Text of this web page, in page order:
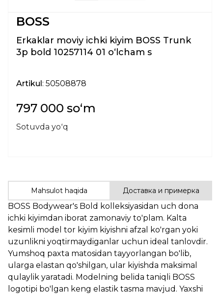
BOSS
Erkaklar moviy ichki kiyim BOSS Trunk
3p bold 10257114 01 oʻlcham s
Artikul: 50508878
797 000 soʻm
Sotuvda yoʻq
Mahsulot haqida Доставка и примерка
BOSS Bodywear's Bold kolleksiyasidan uch dona
ichki kiyimdan iborat zamonaviy to'plam. Kalta
kesimli model tor kiyim kiyishni afzal ko'rgan yoki
uzunlikni yoqtirmaydiganlar uchun ideal tanlovdir.
Yumshoq paxta matosidan tayyorlangan bo'lib,
ularga elastan qo'shilgan, ular kiyishda maksimal
qulaylik yaratadi. Modelning belida taniqli BOSS
logotipi bo'lgan keng elastik tasma mavjud. Yaxshi